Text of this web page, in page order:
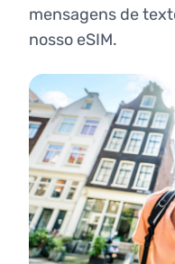
mensagens de
nosso eSIM.